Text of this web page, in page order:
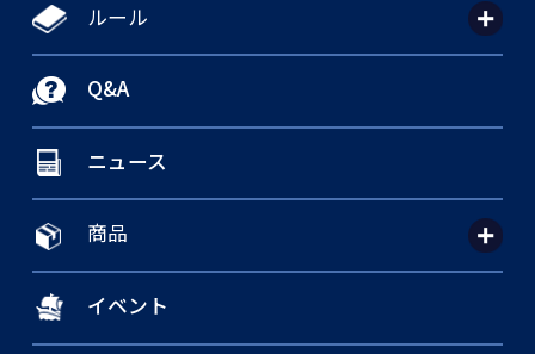
ルール
Q&A
ニュース
商品
イベント